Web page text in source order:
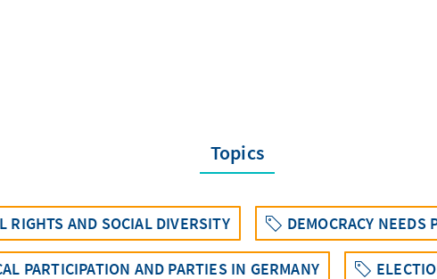
Topics
RIGHTS AND SOCIAL DIVERSITY DEMOCRACY NEEDS
PARTICIPATION AND PARTIES IN GERMANY